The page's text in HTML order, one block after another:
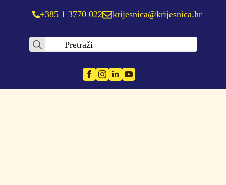
+385 1 3770 022 krijesnica@krijesnica.hr
Search